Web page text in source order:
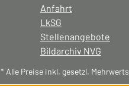
Anfahrt
LkSG
Stellenangebote
Bildarchiv NVG
* Alle Preise inkl. gesetzl.